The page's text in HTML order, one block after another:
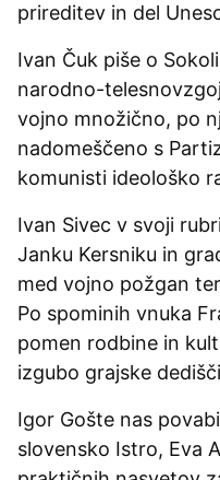
prireditev in del
Ivan Čuk piše o
narodno-
vojno množično, po
nadomeščeno s
komunisti ideološko
Ivan Sivec v svoji
Janku Kersniku in
med vojno požgan
Po spominih vnuka
pomen rodbine in
izgubo grajske
Igor Gošte nas
slovensko Istro, Eva